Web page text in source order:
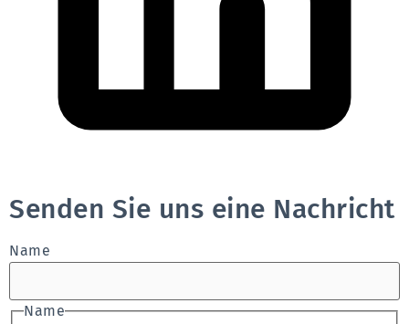
Senden Sie uns eine Nachricht
Name
Name